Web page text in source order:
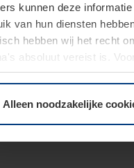
kunnen deze
van hun diensten
hebben wij het recht
absoluut vereist is.
bij de uitleg van de
Alleen noodzakelijke